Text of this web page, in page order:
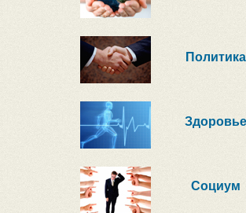
Политика
Здоровье
Социум